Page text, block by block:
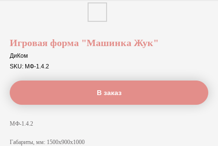
Игровая форма "Машинка Жук"
ДиКом
SKU: МФ-1.4.2
В заказ
МФ-1.4.2
Габариты, мм: 1500х900х1000